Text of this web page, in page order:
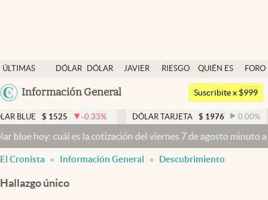
ÚLTIMAS
NOTICIAS
DÓLAR
DÓLAR
JAVIER
RIESGO
QUIÉN ES
QUIÉN
FORO
Argentina
México
Colombia
Información General
Dólar
Members
Economía y Política
Finanzas y Mercados
Mercados Online
Negocios
Suscribite x $999
1525 -0.33% DÓLAR TARJETA $ 1976 0.00% DÓLAR
cuál es la cotización del viernes 7 de agosto minuto a minuto
El Cronista Información General Descubrimiento
Hallazgo único